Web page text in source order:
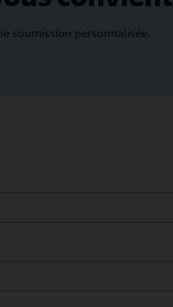
soumission personnalisée.